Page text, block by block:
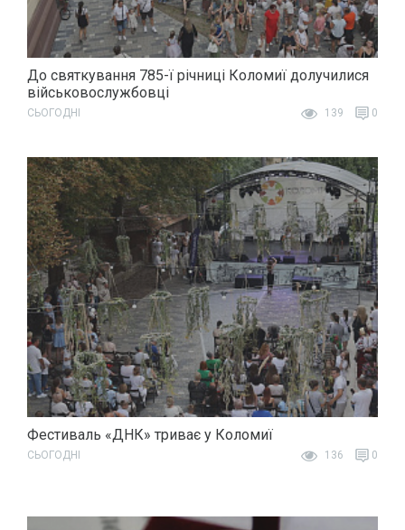
До святкування 785-ї річниці Коломиї долучилися
військовослужбовці
СЬОГОДНІ 139 0
Фестиваль «ДНК» триває у Коломиї
СЬОГОДНІ 136 0